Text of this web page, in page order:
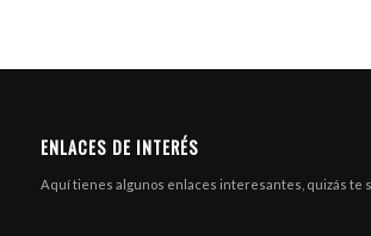
ENLACES DE INTERÉS
Aquí tienes algunos enlaces interesantes, quizás te